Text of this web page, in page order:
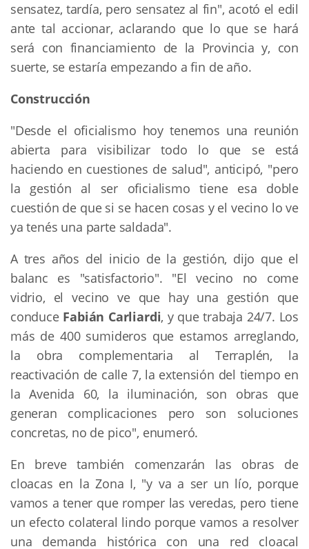
sensatez, tardía, pero sensatez al fin", acotó el edil
ante tal accionar, aclarando que lo que se hará
será con financiamiento de la Provincia y, con
suerte, se estaría empezando a fin de año.
Construcción
"Desde el oficialismo hoy tenemos una reunión
abierta para visibilizar todo lo que se está
haciendo en cuestiones de salud", anticipó, "pero
la gestión al ser oficialismo tiene esa doble
cuestión de que si se hacen cosas y el vecino lo ve
ya tenés una parte saldada".
A tres años del inicio de la gestión, dijo que el
balanc es "satisfactorio". "El vecino no come
vidrio, el vecino ve que hay una gestión que
conduce Fabián Carliardi, y que trabaja 24/7. Los
más de 400 sumideros que estamos arreglando,
la obra complementaria al Terraplén, la
reactivación de calle 7, la extensión del tiempo en
la Avenida 60, la iluminación, son obras que
generan complicaciones pero son soluciones
concretas, no de pico", enumeró.
En breve también comenzarán las obras de
cloacas en la Zona I, "y va a ser un lío, porque
vamos a tener que romper las veredas, pero tiene
un efecto colateral lindo porque vamos a resolver
una demanda histórica con una red cloacal